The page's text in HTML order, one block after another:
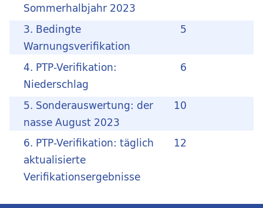
Sommerhalbjahr 2023
5
3. Bedingte
Warnungsverifikation
6
4. PTP-Verifikation:
Niederschlag
10
5. Sonderauswertung: der
nasse August 2023
12
6. PTP-Verifikation: täglich
aktualisierte
Verifikationsergebnisse